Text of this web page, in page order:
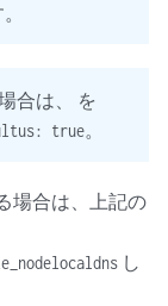
control plane node
control plane node
合は、 を
true。
場合は、上記の
し